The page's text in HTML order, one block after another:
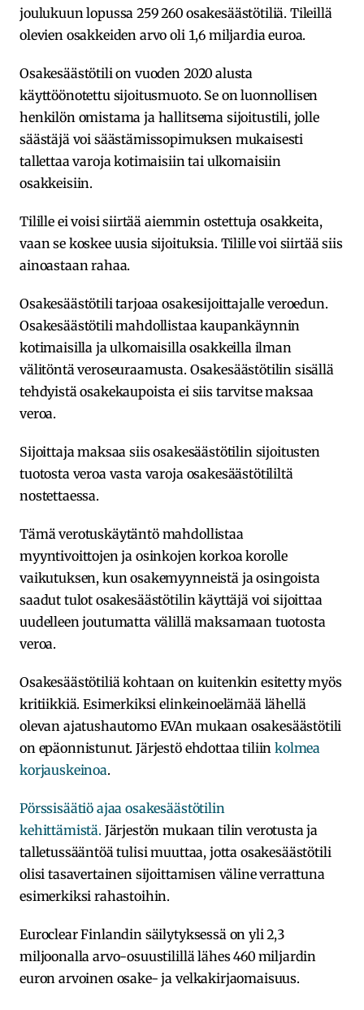
joulukuun lopussa 259 260 osakesäästötiliä. Tileillä
olevien osakkeiden arvo oli 1,6 miljardia euroa.
Osakesäästötili on vuoden 2020 alusta
käyttöönotettu sijoitusmuoto. Se on luonnollisen
henkilön omistama ja hallitsema sijoitustili, jolle
säästäjä voi säästämissopimuksen mukaisesti
tallettaa varoja kotimaisiin tai ulkomaisiin
osakkeisiin.
Tilille ei voisi siirtää aiemmin ostettuja osakkeita,
vaan se koskee uusia sijoituksia. Tilille voi siirtää siis
ainoastaan rahaa.
Osakesäästötili tarjoaa osakesijoittajalle veroedun.
Osakesäästötili mahdollistaa kaupankäynnin
kotimaisilla ja ulkomaisilla osakkeilla ilman
välitöntä veroseuraamusta. Osakesäästötilin sisällä
tehdyistä osakekaupoista ei siis tarvitse maksaa
veroa.
Sijoittaja maksaa siis osakesäästötilin sijoitusten
tuotosta veroa vasta varoja osakesäästötililtä
nostettaessa.
Tämä verotuskäytäntö mahdollistaa
myyntivoittojen ja osinkojen korkoa korolle
vaikutuksen, kun osakemyynneistä ja osingoista
saadut tulot osakesäästötilin käyttäjä voi sijoittaa
uudelleen joutumatta välillä maksamaan tuotosta
veroa.
Osakesäästötiliä kohtaan on kuitenkin esitetty myös
kritiikkiä. Esimerkiksi elinkeinoelämää lähellä
olevan ajatushautomo EVAn mukaan osakesäästötili
on epäonnistunut. Järjestö ehdottaa tiliinkolmea
korjauskeinoa.
Pörssisäätiö ajaa osakesäästötilin
kehittämistä. Järjestön mukaan tilin verotusta ja
talletussääntöä tulisi muuttaa, jotta osakesäästötili
olisi tasavertainen sijoittamisen väline verrattuna
esimerkiksi rahastoihin.
Euroclear Finlandin säilytyksessä on yli 2,3
miljoonalla arvo-osuustilillä lähes 460 miljardin
euron arvoinen osake- ja velkakirjaomaisuus.